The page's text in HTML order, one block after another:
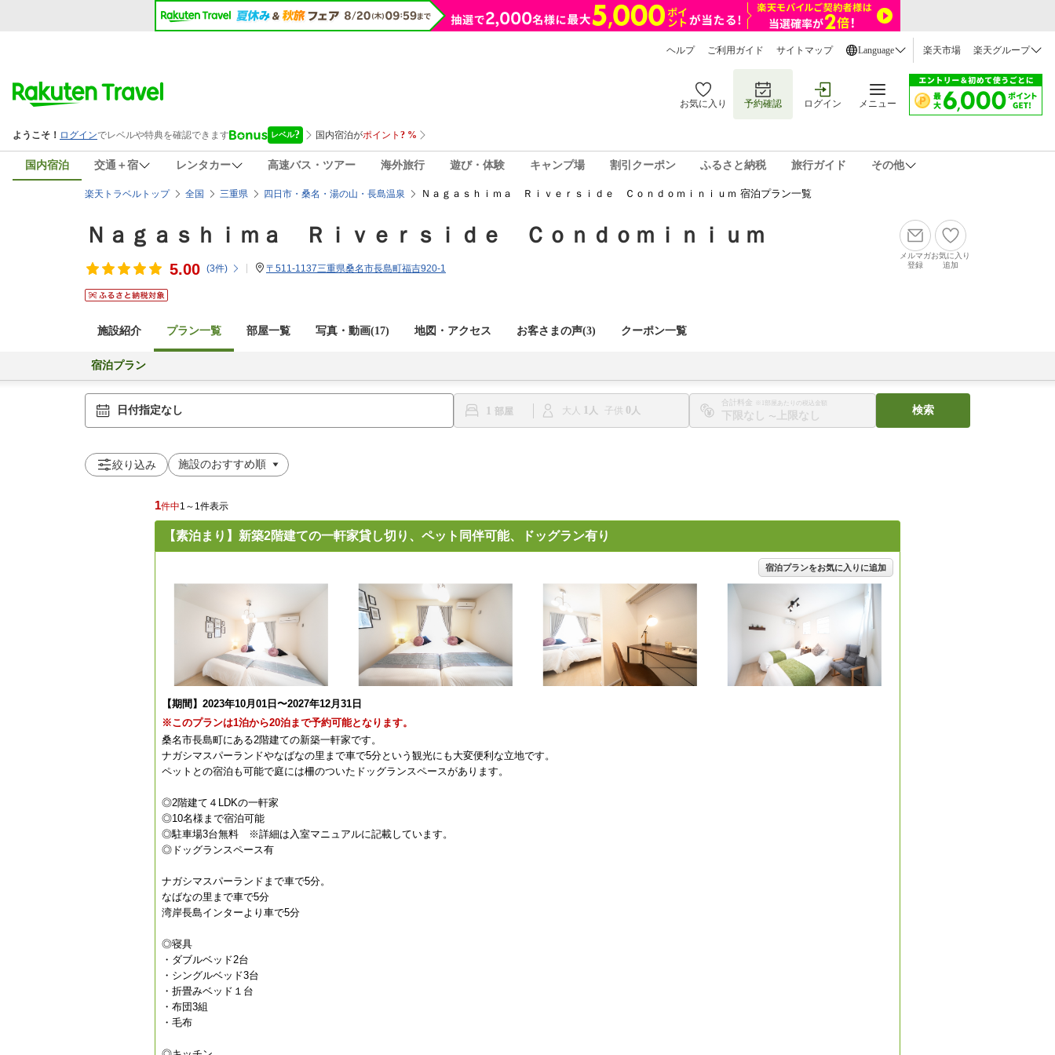
ヘルプ ご利用ガイド サイトマップ Language 楽天市場 楽天グループ
お気に入り 予約確認 ログイン メニュー
国内宿泊 交通＋宿 レンタカー 高速バス・ツアー 海外旅行 遊び・体験 キャンプ場 割引クーポン ふるさと納税 旅行ガイド その他
楽天トラベルトップ 全国 三重県 四日市・桑名・湯の山・長島温泉 Ｎａｇａｓｈｉｍａ Ｒｉｖｅｒｓｉｄｅ Ｃｏｎｄｏｍｉｎｉｕｍ 宿泊プラン一覧
Ｎａｇａｓｈｉｍａ Ｒｉｖｅｒｓｉｄｅ Ｃｏｎｄｏｍｉｎｉｕｍ
5.00 (3件) 〒511-1137三重県桑名市長島町福吉920-1
メルマガ
登録
お気に入り
追加
施設紹介 プラン一覧 部屋一覧 写真・動画(17) 地図・アクセス お客さまの声(3) クーポン一覧
宿泊プラン
日付指定なし 1 大人 1 子供 0
合計料金 ※1部屋あたりの税込金額
〜
検索
絞り込み
1件中1～1件表示
【素泊まり】新築2階建ての一軒家貸し切り、ペット同伴可能、ドッグラン有り
宿泊プランをお気に入りに追加
【期間】2023年10月01日〜2027年12月31日
※このプランは1泊から20泊まで予約可能となります。
桑名市長島町にある2階建ての新築一軒家です。
ナガシマスパーランドやなばなの里まで車で5分という観光にも大変便利な立地です。
ペットとの宿泊も可能で庭には柵のついたドッグランスペースがあります。
◎2階建て４LDKの一軒家
◎10名様まで宿泊可能
◎駐車場3台無料 ※詳細は入室マニュアルに記載しています。
◎ドッグランスペース有
ナガシマスパーランドまで車で5分。
なばなの里まで車で5分
湾岸長島インターより車で5分
◎寝具
・ダブルベッド2台
・シングルベッド3台
・折畳みベッド１台
・布団3組
・毛布